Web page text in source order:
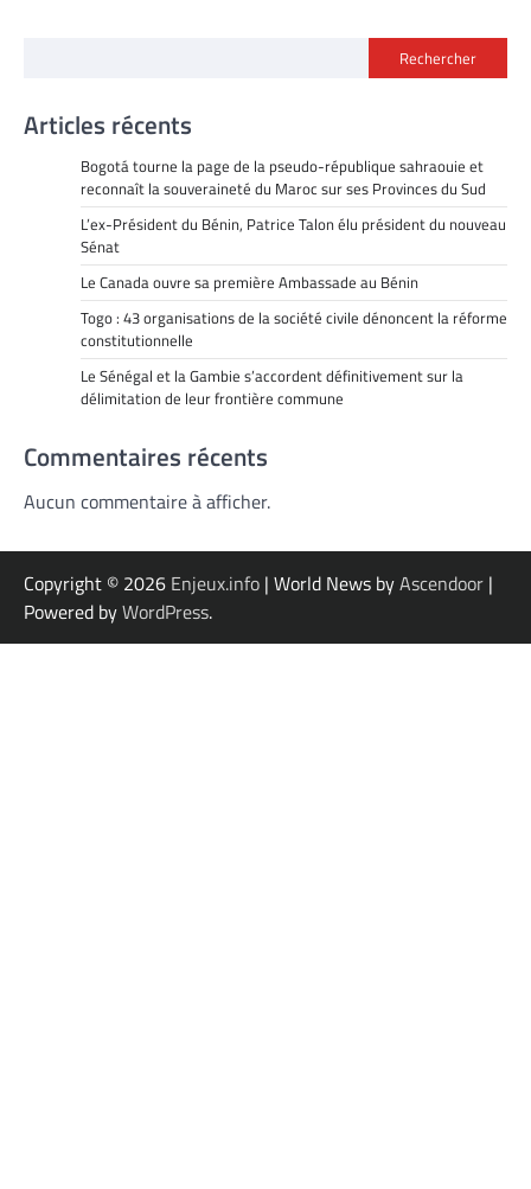
Rechercher
Articles récents
Bogotá tourne la page de la pseudo-république sahraouie et
reconnaît la souveraineté du Maroc sur ses Provinces du Sud
L’ex-Président du Bénin, Patrice Talon élu président du nouveau
Sénat
Le Canada ouvre sa première Ambassade au Bénin
Togo : 43 organisations de la société civile dénoncent la réforme
constitutionnelle
Le Sénégal et la Gambie s’accordent définitivement sur la
délimitation de leur frontière commune
Commentaires récents
Aucun commentaire à afficher.
Copyright © 2026 Enjeux.info | World News byAscendoor |
Powered byWordPress.